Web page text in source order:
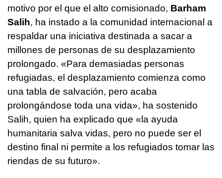
motivo por el que el alto comisionado, Barham
Salih, ha instado a la comunidad internacional a
respaldar una iniciativa destinada a sacar a
millones de personas de su desplazamiento
prolongado. «Para demasiadas personas
refugiadas, el desplazamiento comienza como
una tabla de salvación, pero acaba
prolongándose toda una vida», ha sostenido
Salih, quien ha explicado que «la ayuda
humanitaria salva vidas, pero no puede ser el
destino final ni permite a los refugiados tomar las
riendas de su futuro».